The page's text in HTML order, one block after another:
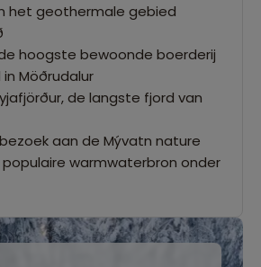
het geothermale gebied
hoogste bewoonde boerderij
Möðrudalur
de langste fjord van
aan de Mývatn nature
warmwaterbron onder